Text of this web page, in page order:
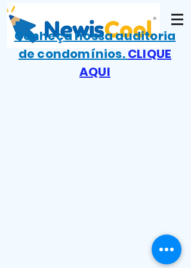
Conheça nossa auditoria
de condomínios.CLIQUE
AQUI